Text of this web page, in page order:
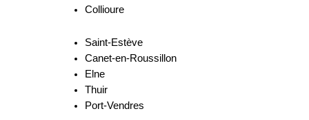
Collioure
Saint-Estève
Canet-en-Roussillon
Elne
Thuir
Port-Vendres